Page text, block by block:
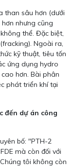
than sâu hơn (dưới
nhưng cũng
thể. Đặc biệt,
Ngoài ra,
kỹ thuật, tiêu tốn
ứng dụng hydro
hơn. Bài phân
phát triển khí tại
đến dự án công
bố: "PTH-2
mà còn đối với
tôi không còn